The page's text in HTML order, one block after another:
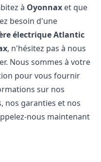
à Oyonnax et que
besoin d'une
électrique Atlantic
, n'hésitez pas à nous
Nous sommes à votre
pour vous fournir
sur nos
nos garanties et nos
nous maintenant